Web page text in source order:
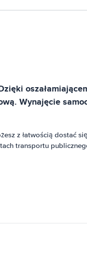
Wynajęcie
z łatwością dostać
transportu